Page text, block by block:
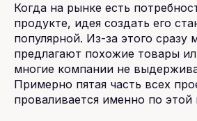
Когда на рынке есть
продукте, идея создать его
популярной. Из-за этого сразу
предлагают похожие товары
многие компании не
Примерно пятая часть всех
проваливается именно по этой